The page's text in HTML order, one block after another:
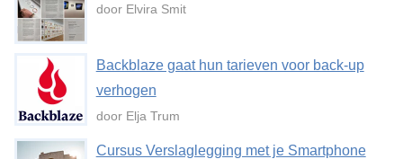
door Elvira Smit
Backblaze gaat hun tarieven voor back-up
verhogen
door Elja Trum
Cursus Verslaglegging met je Smartphone